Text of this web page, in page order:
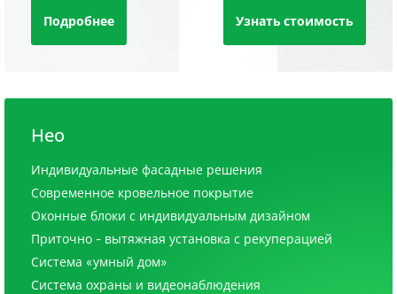
Подробнее Узнать стоимость
Нео
Индивидуальные фасадные решения
Современное кровельное покрытие
Оконные блоки с индивидуальным дизайном
Приточно - вытяжная установка с рекуперацией
Система «умный дом»
Система охраны и видеонаблюдения